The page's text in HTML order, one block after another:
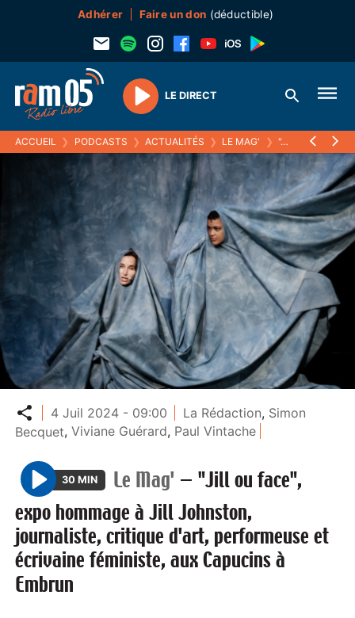
Adhérer Faire un don (déductible)
Play
LE DIRECT
ACCUEIL ❯ PODCASTS ❯ ACTUALITÉS ❯ LE MAG' ❯ "JILL OU FACE", EXPO HOMMAGE À JILL JOHNSTON, JOURNALISTE, CRITIQUE D'ART, PERFORMEUSE ET ÉCRIVAINE FÉMINISTE, AUX CAPUCINS À EMBRUN
Partager
4 Juil 2024 - 09:00 La Rédaction, Simon
Becquet,Viviane Guérard, Paul Vintache
P
l
a
y
30 MIN Le Mag' — "Jill ou face",
expo hommage à Jill Johnston,
journaliste, critique d'art, performeuse et
écrivaine féministe, aux Capucins à
Embrun